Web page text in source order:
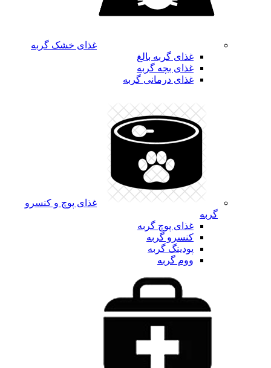
غذای خشک گربه
غذای گربه بالغ
غذای بچه گربه
غذای درمانی گربه
غذای پوچ و کنسرو
گربه
غذای پوچ گربه
کنسرو گربه
پودینگ گربه
ووم گربه